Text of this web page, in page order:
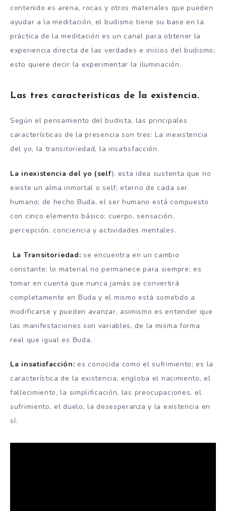
contenido es arena, rocas y otros materiales que pueden
ayudar a la meditación, el budismo tiene su base en la
práctica de la meditación es un canal para obtener la
experiencia directa de las verdades e inicios del budismo;
esto quiere decir la experimentar la iluminación.
Las tres características de la existencia.
Según el pensamiento del budista, las principales
características de la presencia son tres: La inexistencia
del yo, la transitoriedad, la insatisfacción.
La inexistencia del yo (self): esta idea sustenta que no
existe un alma inmortal o self; eterno de cada ser
humano; de hecho Buda, el ser humano está compuesto
con cinco elemento básico: cuerpo, sensación,
percepción, conciencia y actividades mentales.
La Transitoriedad:se encuentra en un cambio
constante; lo material no permanece para siempre; es
tomar en cuenta que nunca jamás se convertirá
completamente en Buda y el mismo está sometido a
modificarse y pueden avanzar, asimismo es entender que
las manifestaciones son variables, de la misma forma
real que igual es Buda.
La insatisfacción: es conocida como el sufrimiento; es la
característica de la existencia; engloba el nacimiento, el
fallecimiento, la simplificación, las preocupaciones, el
sufrimiento, el duelo, la desesperanza y la existencia en
sí.